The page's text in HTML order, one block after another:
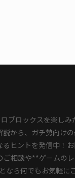
ブロックスを楽しみ
から、ガチ勢向け
ヒントを発信中！
相談や**ゲームのレ
なら何でもお気軽に